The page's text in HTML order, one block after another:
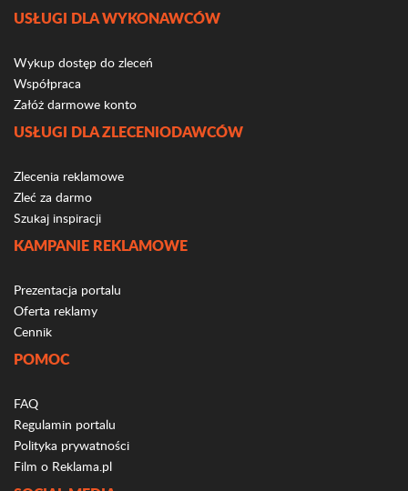
USŁUGI DLA WYKONAWCÓW
Wykup dostęp do zleceń
Współpraca
Załóż darmowe konto
USŁUGI DLA ZLECENIODAWCÓW
Zlecenia reklamowe
Zleć za darmo
Szukaj inspiracji
KAMPANIE REKLAMOWE
Prezentacja portalu
Oferta reklamy
Cennik
POMOC
FAQ
Regulamin portalu
Polityka prywatności
Film o Reklama.pl